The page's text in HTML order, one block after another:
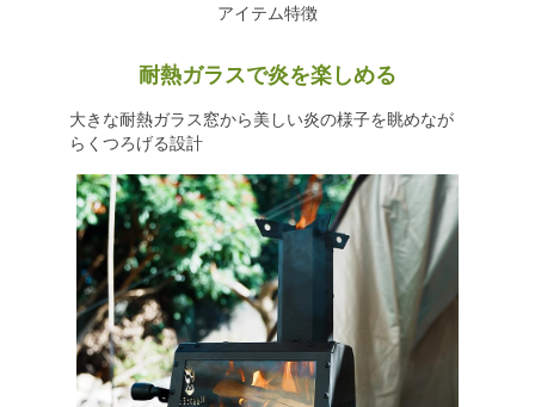
アイテム特徴
耐熱ガラスで炎を楽しめる
大きな耐熱ガラス窓から美しい炎の様子を眺めなが
らくつろげる設計